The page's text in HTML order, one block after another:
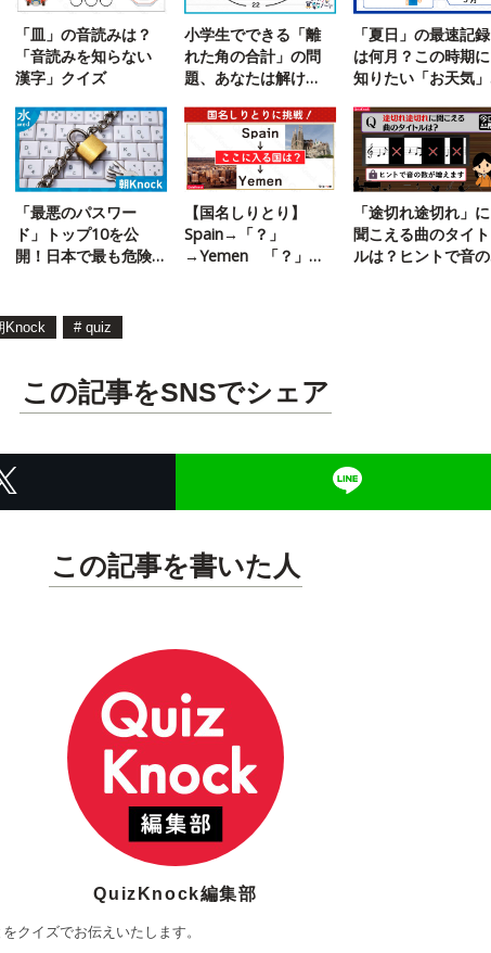
「皿」の音読みは？
「音読みを知らない
漢字」クイズ
小学生でできる「離
れた角の合計」の問
題、あなたは解け
「夏日」の最速記録
は何月？この時期に
知りたい「お天気」
「最悪のパスワー
ド」トップ10を公
開！日本で最も危険
【国名しりとり】
Spain→「？」
→Yemen 「？」に
「途切れ途切れ」に
聞こえる曲のタイト
ルは？ヒントで音の
Knock # quiz
この記事をSNSでシェア
この記事を書いた人
QuizKnock編集部
クイズでお伝えいたします。